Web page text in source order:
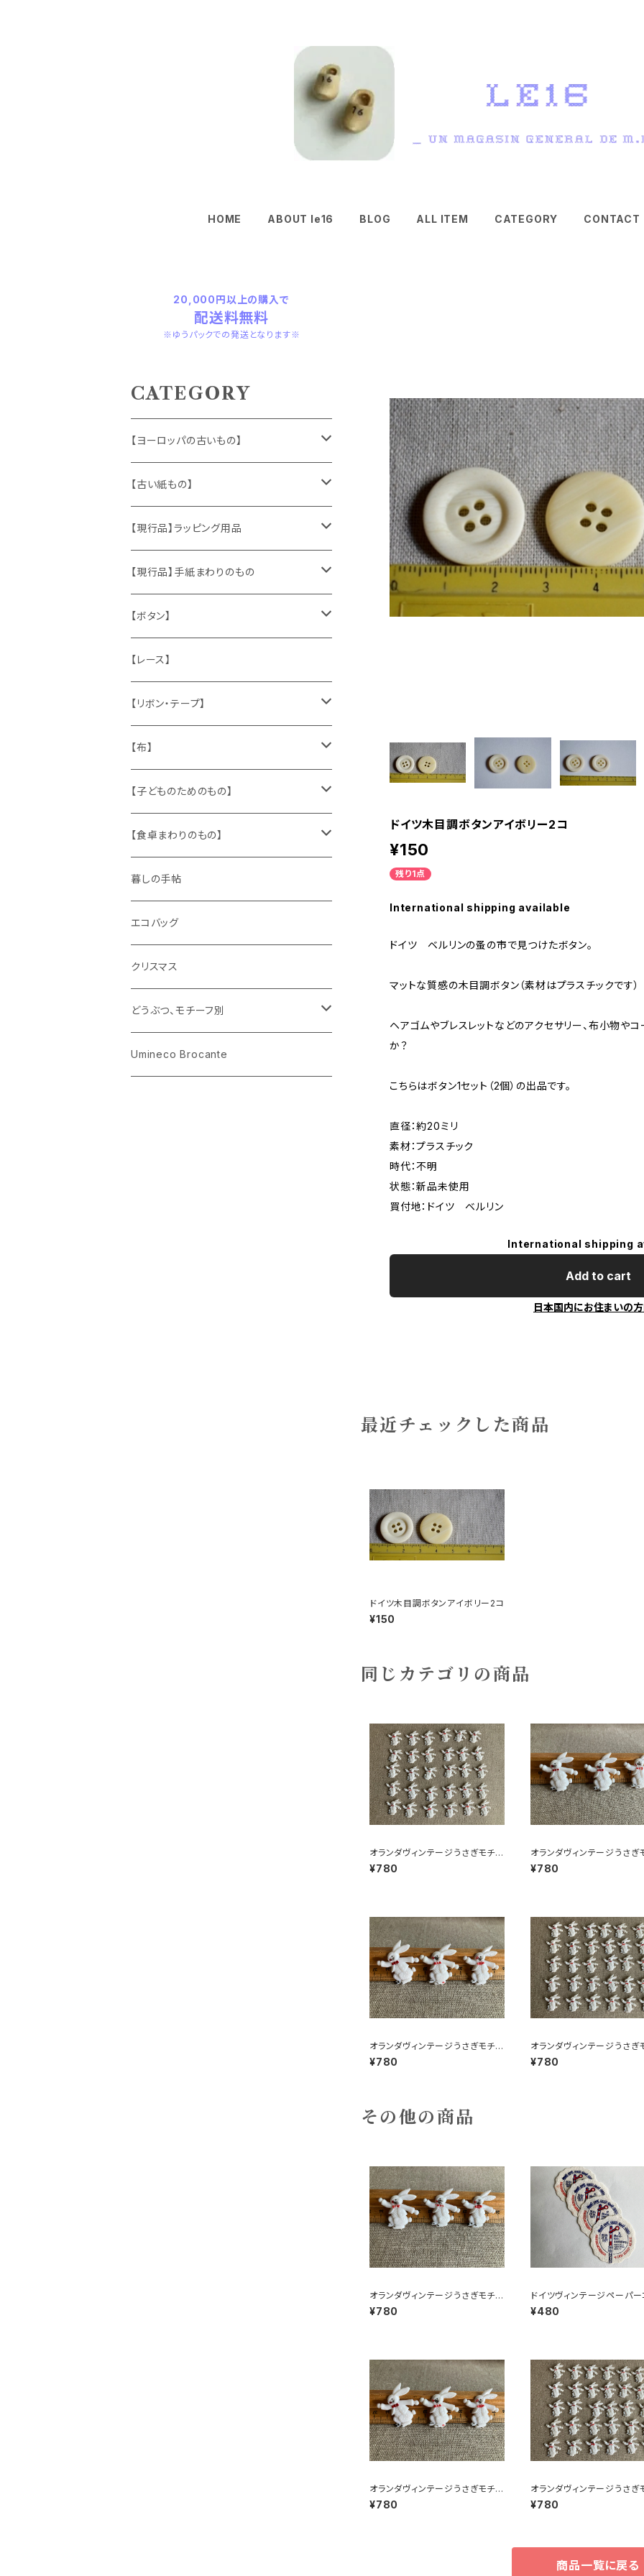
HOME ABOUT le16 BLOG ALL ITEM CATEGORY CONTACT
ドイツ木目調ボタンアイボリー2コ
¥150
残り1点
International shipping available
ドイツ ベルリンの蚤の市で見つけたボタン。
マットな質感の木目調ボタン（素材はプラスチックです）
ヘアゴムやブレスレットなどのアクセサリー、布小物や
か？
こちらはボタン1セット（2個）の出品です。
直径：約20ミリ
素材：プラスチック
時代：不明
状態：新品未使用
買付地：ドイツ ベルリン
International shipping
Add to cart
日本国内にお住まいの
最近チェックした商品
ドイツ木目調ボタンアイボリー2コ
¥150
同じカテゴリの商品
オランダヴィンテージうさぎモチー
フプラパーツ30個セットNo199
¥780
オランダヴィンテージうさぎ
フプラパーツ30個セット
¥780
オランダヴィンテージうさぎモチー
フプラパーツ30個セットa5
¥780
オランダヴィンテージうさぎ
フプラパーツ30個セットc9
¥780
その他の商品
オランダヴィンテージうさぎモチー
フプラパーツ30個セットZ
¥780
ドイツヴィンテージペーパー
スター鉄道4枚組
¥480
オランダヴィンテージうさぎモチー
フプラパーツ30個セットa5
¥780
オランダヴィンテージうさぎ
フプラパーツ30個セット
¥780
商品一覧に戻る
20,000円以上の購入で
配送料無料
※ゆうパックでの発送となります※
CATEGORY
【ヨーロッパの古いもの】
ヴィンテージアクセサリー
おもちゃ、ぬいぐるみ
くま、テディベア
うさぎ
キャラクター
ピノキオ
ヴィンテージファブリック
ハンドメイド製品
お部屋に飾るもの
メタル製品
缶、箱
陶磁器
文房具
木製品
ミニチュア、ドールハウス
【古い紙もの】
切手、FDC
ポストカード、カレンダー
マッチラベル、食品ラベル
蔵書票、荷札、ビュバー、伝票
シール、ステッカー、クロモス
袋、箱、ナプキン、コースター
パズル、ゲーム
古本、古雑誌、古えほん
古レコード
古せっけん
ラッピングペーパー、壁紙
【現行品】ラッピング用品
伝票、タグ、シール
袋、ラッピングペーパー
ひも、テープ
【現行品】手紙まわりのもの
封筒、ポストカード
切手
スタンプ
文房具
【ボタン】
木
貝
メタル
ガラス
プラスチック
紙
【レース】
【リボン・テープ】
チロルテープ・イニシャルテープ
トリム
ワッペン
【布】
キッチンクロス、ナプキン
ニット
布地
【子どものためのもの】
身に着けるもの
【食卓まわりのもの】
ガラス
花びん
小物入れ
陶磁器
カップアンドソーサー
プレート
木製品
ホーロー
メタル
暮しの手帖
エコバッグ
クリスマス
どうぶつ、モチーフ別
くま、ベア
Umineco Brocante